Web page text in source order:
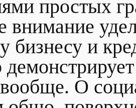
простых
внимание
бизнесу и
О